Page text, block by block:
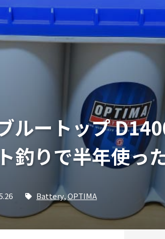
ルートップ
釣りで半年使っ
Battery,OPTIMA